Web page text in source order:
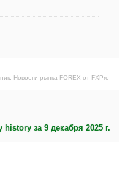
Новости рынка FOREX от FXPro
за 9 декабря 2025 г.